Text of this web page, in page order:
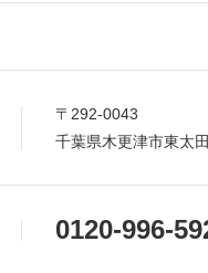
〒292-0043
千葉県木更津市東太
0120-996-